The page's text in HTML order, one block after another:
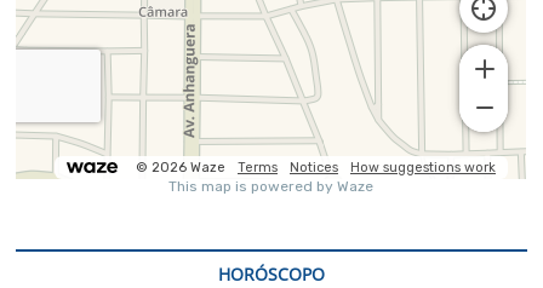
HORÓSCOPO